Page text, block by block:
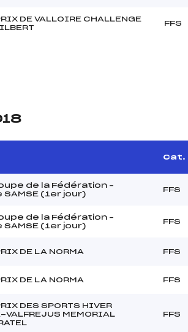
DE VALLOIRE CHALLENGE
FFS
Cat.
de la Fédération –
SAMSE (1er jour)
FFS
de la Fédération –
SAMSE (1er jour)
FFS
DE LA NORMA FFS
DE LA NORMA FFS
DES SPORTS HIVER
VALFREJUS MEMORIAL
FFS